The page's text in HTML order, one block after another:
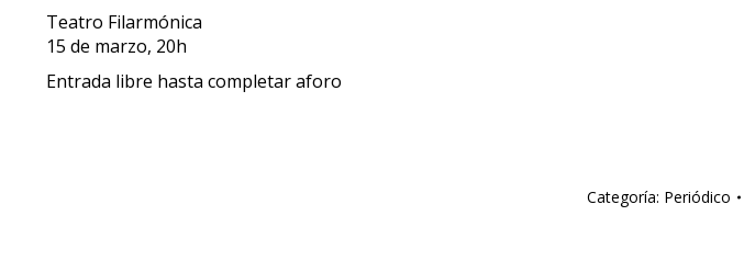
Teatro Filarmónica
15 de marzo, 20h
Entrada libre hasta completar aforo
Categoría: Periódico